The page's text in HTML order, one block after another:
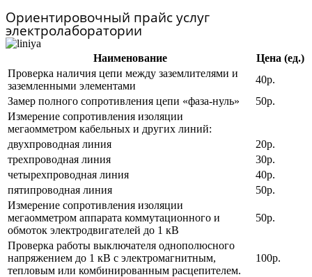
Ориентировочный прайс услуг
электролаборатории
Наименование
Цена (ед.)
Проверка наличия цепи между заземлителями и
заземленными элементами
40р.
Замер полного сопротивления цепи «фаза-нуль»
50р.
Измерение сопротивления изоляции
мегаомметром кабельных и других линий:
двухпроводная линия
20р.
трехпроводная линия
30р.
четырехпроводная линия
40р.
пятипроводная линия
50р.
Измерение сопротивления изоляции
мегаомметром аппарата коммутационного и
обмоток электродвигателей до 1 кВ
50р.
Проверка работы выключателя однополюсного
напряжением до 1 кВ с электромагнитным,
тепловым или комбинированным расцепителем.
100р.